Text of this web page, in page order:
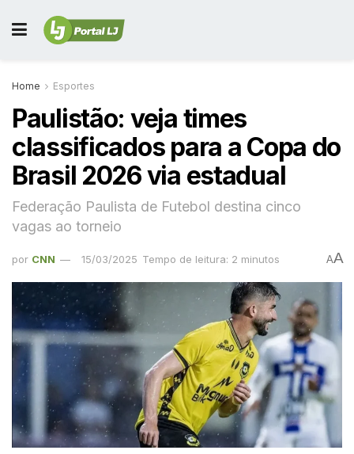
Home Esportes
Paulistão: veja times
classificados para a Copa do
Brasil 2026 via estadual
Federação Paulista de Futebol destina cinco
vagas ao torneio
por CNN 15/03/2025 Tempo de leitura: 2 minutos AA